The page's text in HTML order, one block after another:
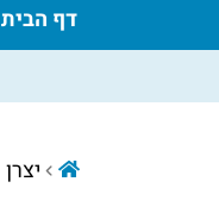
דף הבית
יצרן